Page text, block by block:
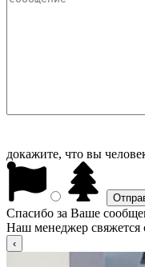
докажите, что вы
Спасибо за Ваше
Наш менеджер